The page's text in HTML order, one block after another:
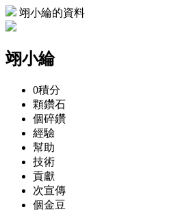
翊小綸的資料
翊小綸
0積分
顆鑽石
個碎鑽
經驗
幫助
技術
貢獻
次宣傳
個金豆